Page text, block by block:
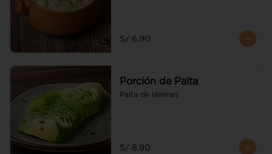
S/ 6.90
Porción de Palta
Palta de láminas
S/ 8.90